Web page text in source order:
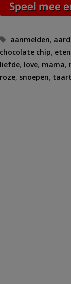
Tags
aanmelden,
chocolate chip, eten
liefde, love, mama,
roze, snoepen, taart